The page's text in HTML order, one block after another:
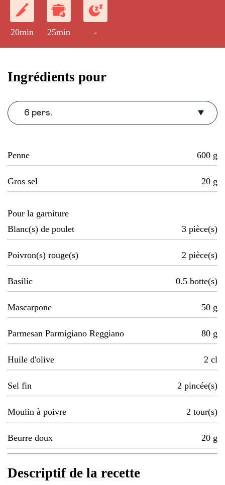
20min 25min -
Ingrédients pour
6 pers.
Penne 600 g
Gros sel 20 g
Pour la garniture
Blanc(s) de poulet
3 pièce(s)
Poivron(s) rouge(s) 2 pièce(s)
Basilic 0.5 botte(s)
Mascarpone 50 g
Parmesan Parmigiano Reggiano 80 g
Huile d'olive 2 cl
Sel fin 2 pincée(s)
Moulin à poivre 2 tour(s)
Beurre doux 20 g
Descriptif de la recette